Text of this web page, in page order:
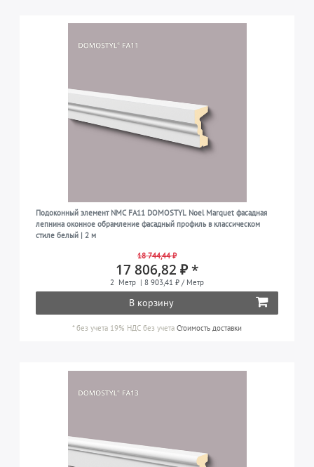
Подоконный элемент NMC FA11 DOMOSTYL Noel Marquet фасадная
лепнина оконное обрамление фасадный профиль в классическом
стиле белый | 2 м
18 744,44 ₽
17 806,82 ₽ *
2 Метр | 8 903,41 ₽ / Метр
В корзину
*без учета 19% НДС без учета Стоимость доставки